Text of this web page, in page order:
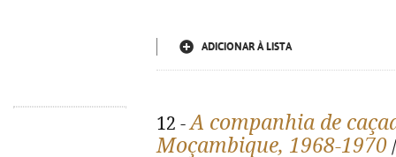
ADICIONAR À LISTA
12 -A companhia de
Moçambique, 1968-1970